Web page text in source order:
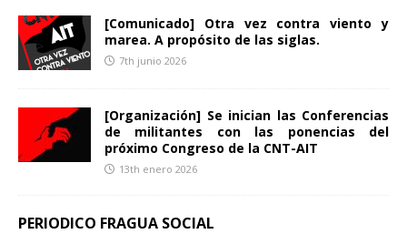
[Comunicado] Otra vez contra viento y
marea. A propósito de las siglas.
7th junio 2026
[Organización] Se inician las Conferencias
de militantes con las ponencias del
próximo Congreso de la CNT-AIT
13th enero 2026
PERIODICO FRAGUA SOCIAL